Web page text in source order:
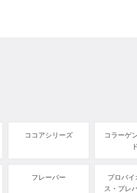
ココアシリーズ
コラーゲ
ド
フレーバー
プロバイ
ス・プレ